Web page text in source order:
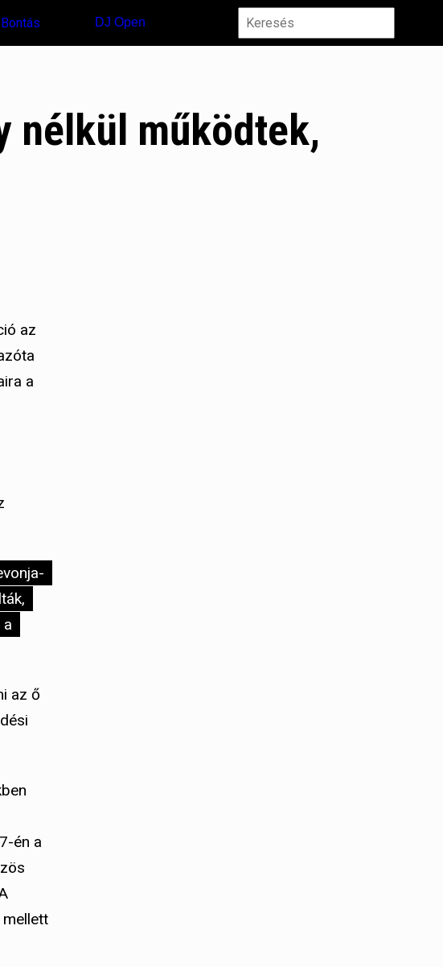
DJ Open
nélkül működtek,
az
a
az ő
én a
mellett